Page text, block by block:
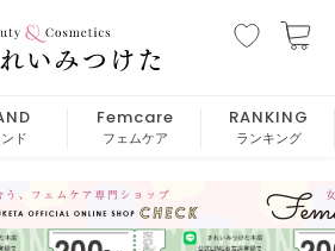
ド
Femcare
フェムケア
RANKING
ランキング